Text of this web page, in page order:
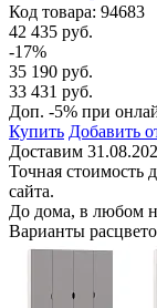
Код товара: 94683
42 435 руб.
-17%
35 190 руб.
33 431 руб.
Доп. -5% при
Купить Добавить
Доставим
Точная стоимость
сайта.
До дома, в любом
Варианты